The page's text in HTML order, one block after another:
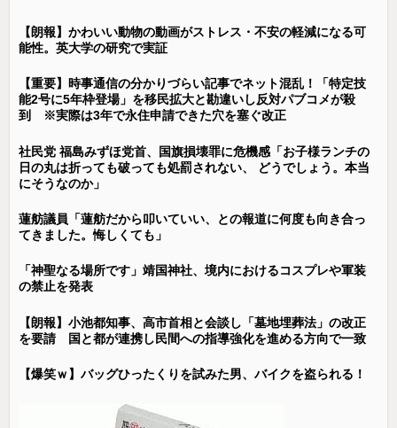
【朗報】かわいい動物の動画がストレス・不安の軽減になる可
能性。英大学の研究で実証
【重要】時事通信の分かりづらい記事でネット混乱！「特定技
能2号に5年枠登場」を移民拡大と勘違いし反対パブコメが殺
到 ※実際は3年で永住申請できた穴を塞ぐ改正
社民党 福島みずほ党首、国旗損壊罪に危機感「お子様ランチの
日の丸は折っても破っても処罰されない、 どうでしょう。本当
にそうなのか」
蓮舫議員「蓮舫だから叩いていい、との報道に何度も向き合っ
てきました。悔しくても」
「神聖なる場所です」靖国神社、境内におけるコスプレや軍装
の禁止を発表
【朗報】小池都知事、高市首相と会談し「墓地埋葬法」の改正
を要請 国と都が連携し民間への指導強化を進める方向で一致
【爆笑ｗ】バッグひったくりを試みた男、バイクを盗られる！